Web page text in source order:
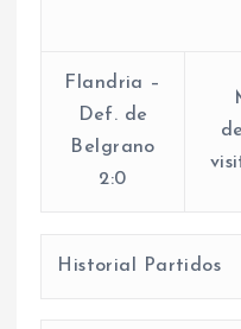
Flandria –
Def. de
Belgrano
2:0
Historial Partidos